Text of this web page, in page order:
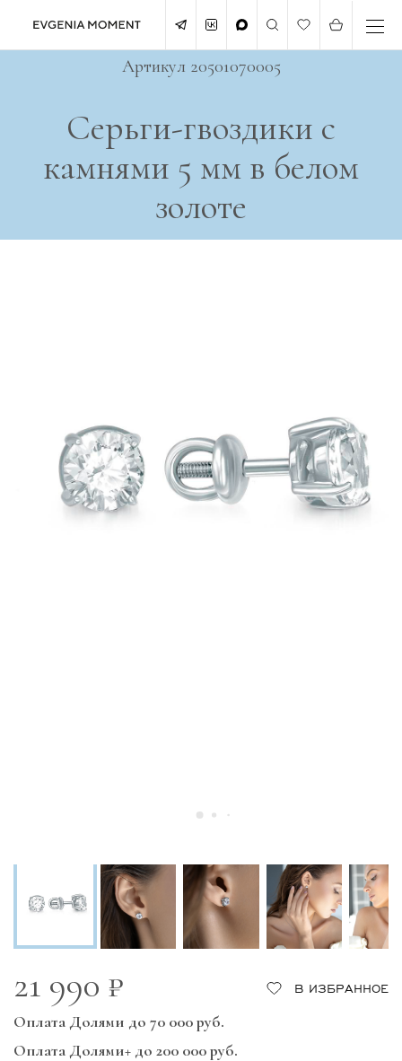
Серьги-гвоздики с
камнями 5 мм в белом
золоте
Артикул 20501070005
21 990 ₽ В ИЗБРАННОЕ
Оплата Долями до 70 000 руб.
Оплата Долями+ до 200 000 руб.